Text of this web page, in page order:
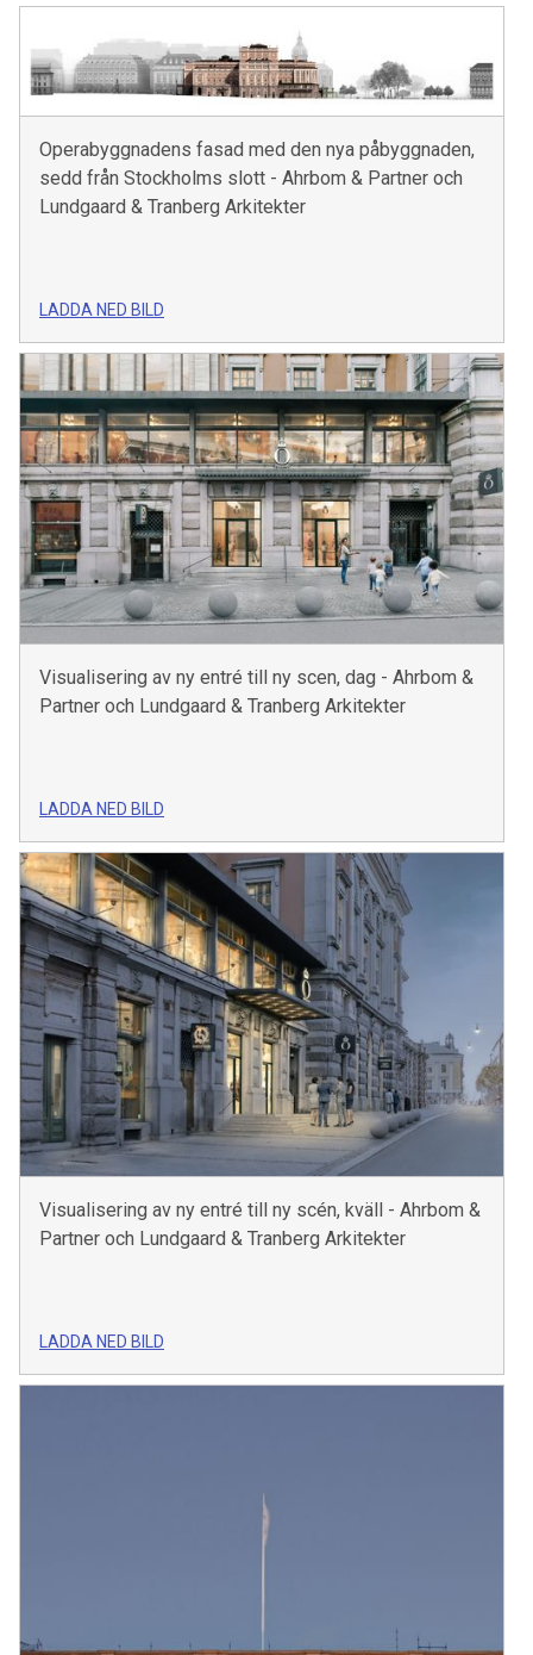
Operabyggnadens fasad med den nya påbyggnaden,
sedd från Stockholms slott - Ahrbom & Partner och
Lundgaard & Tranberg Arkitekter
LADDA NED BILD
Visualisering av ny entré till ny scen, dag - Ahrbom &
Partner och Lundgaard & Tranberg Arkitekter
LADDA NED BILD
Visualisering av ny entré till ny scén, kväll - Ahrbom &
Partner och Lundgaard & Tranberg Arkitekter
LADDA NED BILD